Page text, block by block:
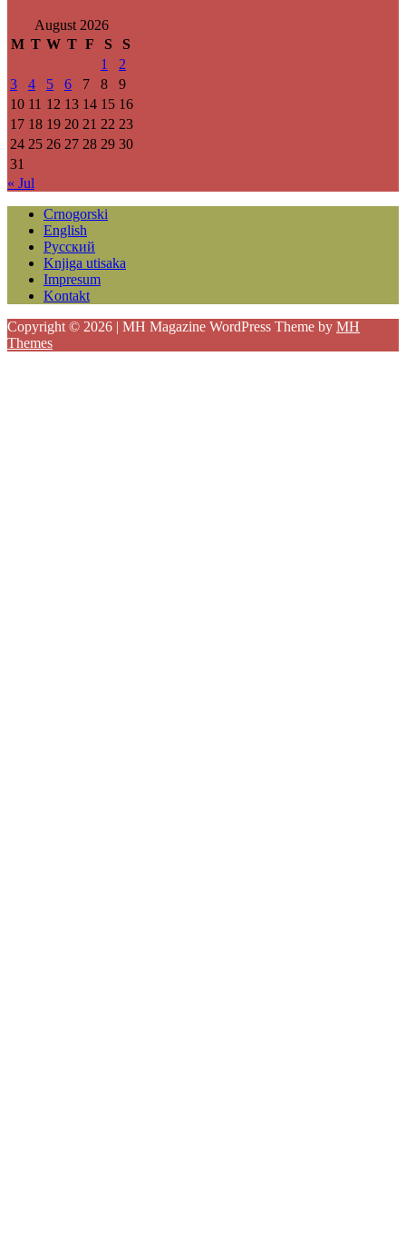
August 2026
M T W T F S
S
1
2
3
4 5 6 7 8
9
10 11 12 13 14 15 16
17 18 19 20 21 22 23
24 25 26 27 28 29 30
31
« Jul
Crnogorski
English
Русский
Knjiga utisaka
Impresum
Kontakt
Copyright © 2026 | MH Magazine WordPress Theme by MH
Themes